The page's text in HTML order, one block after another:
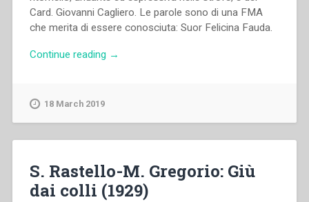
Card. Giovanni Cagliero. Le parole sono di una FMA
che merita di essere conosciuta: Suor Felicina Fauda.
Continue reading ““Oh
→
18 March 2019
S. Rastello-M. Gregorio: Giù
dai colli (1929)